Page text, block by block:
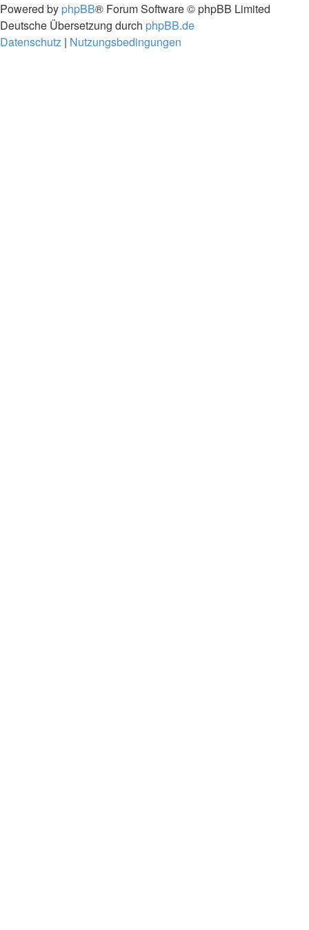
Powered by phpBB® Forum Software © phpBB Limited
Deutsche Übersetzung durch phpBB.de
Datenschutz | Nutzungsbedingungen